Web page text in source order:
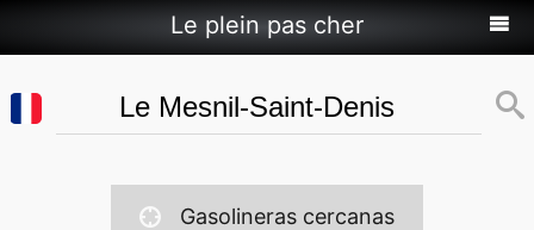
Le plein pas cher
Gasolineras cercanas